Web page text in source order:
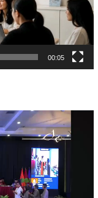
00:05